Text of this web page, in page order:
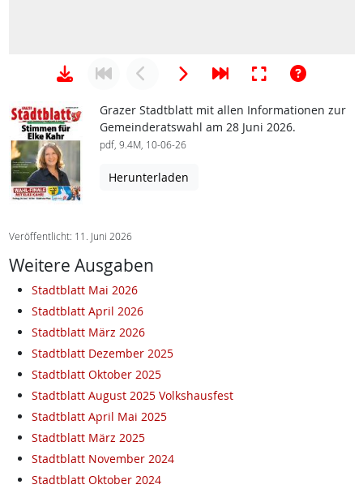
Grazer Stadtblatt mit allen Informationen zur
Gemeinderatswahl am 28 Juni 2026.
pdf, 9.4M, 10-06-26
Herunterladen
Veröffentlicht: 11. Juni 2026
Weitere Ausgaben
Stadtblatt Mai 2026
Stadtblatt April 2026
Stadtblatt März 2026
Stadtblatt Dezember 2025
Stadtblatt Oktober 2025
Stadtblatt August 2025 Volkshausfest
Stadtblatt April Mai 2025
Stadtblatt März 2025
Stadtblatt November 2024
Stadtblatt Oktober 2024